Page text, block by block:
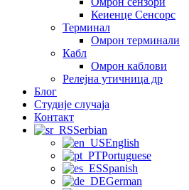
Кеиенце Сенсорс
Терминал
Омрон терминали
Кабл
Омрон каблови
Релејна утичница др
Блог
Студије случаја
Контакт
Serbian
English
Portuguese
Spanish
German